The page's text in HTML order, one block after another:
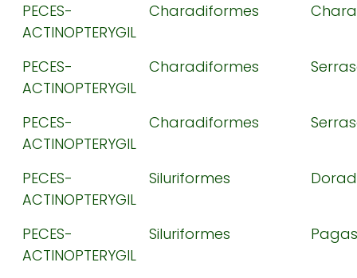
PECES-
ACTINOPTERYGIL
Charadiformes
PECES-
ACTINOPTERYGIL
Charadiformes
PECES-
ACTINOPTERYGIL
Charadiformes
PECES-
ACTINOPTERYGIL
Siluriformes
PECES-
ACTINOPTERYGIL
Siluriformes